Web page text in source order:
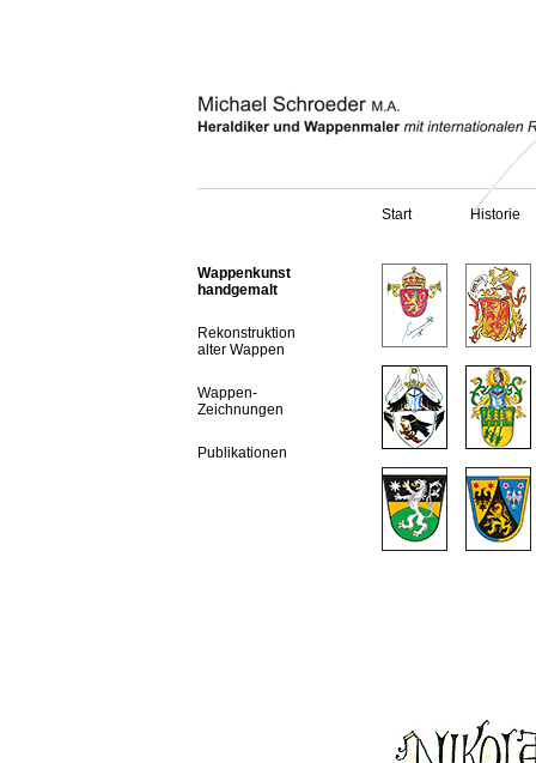
Start Historie
Wappenkunst
handgemalt
Rekonstruktion
alter Wappen
Wappen-
Zeichnungen
Publikationen